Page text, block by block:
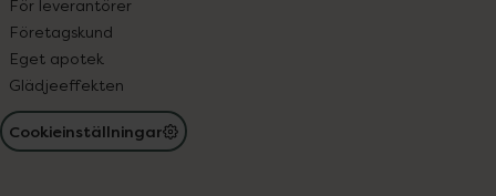
För leverantörer
Företagskund
Eget apotek
Glädjeeffekten
Cookieinställningar